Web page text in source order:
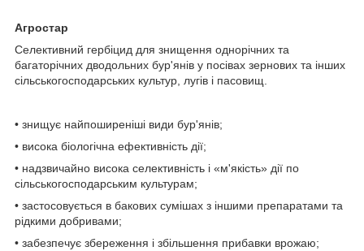
Агростар
Селективний гербіцид для знищення однорічних та
багаторічних дводольних бур'янів у посівах зернових та інших
сільськогосподарських культур, лугів і пасовищ.
• знищує найпоширеніші види бур'янів;
• висока біологічна ефективність дії;
• надзвичайно висока селективність і «м'якість» дії по
сільськогосподарським культурам;
• застосовується в бакових сумішах з іншими препаратами та
рідкими добривами;
• забезпечує збереження і збільшення прибавки врожаю;